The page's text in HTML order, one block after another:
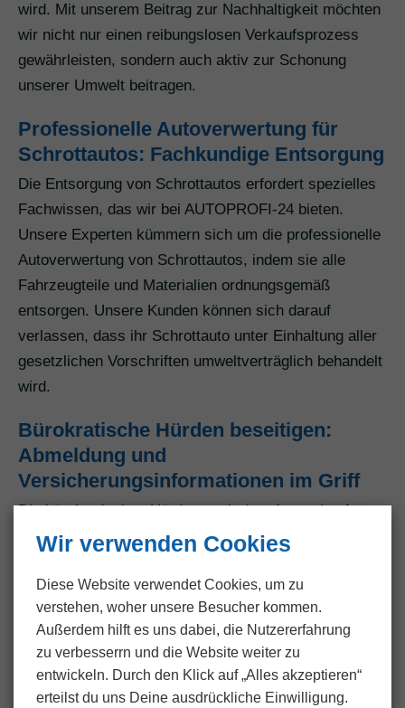
wird. Mit unserem Beitrag zur Nachhaltigkeit möchten
wir nicht nur einen reibungslosen Verkaufsprozess
gewährleisten, sondern auch aktiv zur Schonung
unserer Umwelt beitragen.
Professionelle Autoverwertung für
Schrottautos: Fachkundige Entsorgung
Die Entsorgung von Schrottautos erfordert spezielles
Fachwissen, das wir bei AUTOPROFI-24 bieten.
Unsere Experten kümmern sich um die professionelle
Autoverwertung von Schrottautos, indem sie alle
Fahrzeugteile und Materialien ordnungsgemäß
entsorgen. Unsere Kunden können sich darauf
verlassen, dass ihr Schrottauto unter Einhaltung aller
gesetzlichen Vorschriften umweltverträglich behandelt
wird.
Bürokratische Hürden beseitigen:
Abmeldung und
Versicherungsinformationen im Griff
Die bürokratischen Hürden nach dem Autoankauf
übernehmen wir gerne für unsere Kunden in
Straßenverkehrsamt bis zur Benachrichtigung der
Versicherung erledigen wir sämtliche Formalitäten
gründlich und zeitnah. Unsere Kunden können sich
entspannt zurücklehnen, während wir uns um die
Abwicklung aller notwendigen Schritte kümmern.
Wir verwenden Cookies
Diese Website verwendet Cookies, um zu
verstehen, woher unsere Besucher kommen.
Außerdem hilft es uns dabei, die Nutzer­erfahrung
zu verbesserrn und die Website weiter zu
entwickeln. Durch den Klick auf „Alles akzeptieren“
erteilst du uns Deine ausdrückliche Einwilligung.